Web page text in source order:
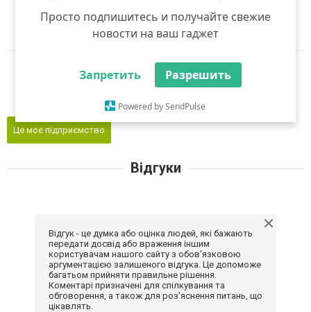
Просто подпишитесь и получайте свежие
новости на ваш гаджет
Запретить Разрешить
Powered by SendPulse
Авторизуйтесь ,
щоб оцінити і порекомендувати
Viber
Це моє підприємство
Відгуки
Відгук - це думка або оцінка людей, які бажають
передати досвід або враження іншим
користувачам нашого сайту з обов'язковою
аргументацією залишеного відгука. Це допоможе
багатьом прийняти правильне рішення.
Коментарі призначені для спілкування та
обговорення, а також для роз'яснення питань, що
цікавлять.